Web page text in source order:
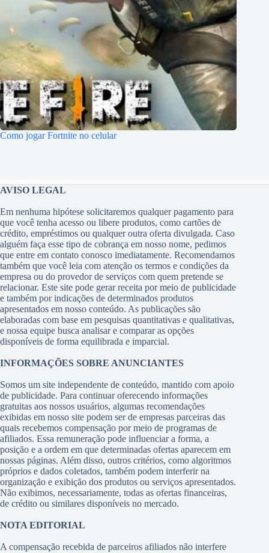
Como jogar Fortnite no celular
AVISO LEGAL
Em nenhuma hipótese solicitaremos qualquer pagamento para
que você tenha acesso ou libere produtos, como cartões de
crédito, empréstimos ou qualquer outra oferta divulgada. Caso
alguém faça esse tipo de cobrança em nosso nome, pedimos
que entre em contato conosco imediatamente. Recomendamos
também que você leia com atenção os termos e condições da
empresa ou do provedor de serviços com quem pretende se
relacionar. Este site pode gerar receita por meio de publicidade
e também por indicações de determinados produtos
apresentados em nosso conteúdo. As publicações são
elaboradas com base em pesquisas quantitativas e qualitativas,
e nossa equipe busca analisar e comparar as opções
disponíveis de forma equilibrada e imparcial.
INFORMAÇÕES SOBRE ANUNCIANTES
Somos um site independente de conteúdo, mantido com apoio
de publicidade. Para continuar oferecendo informações
gratuitas aos nossos usuários, algumas recomendações
exibidas em nosso site podem ser de empresas parceiras das
quais recebemos compensação por meio de programas de
afiliados. Essa remuneração pode influenciar a forma, a
posição e a ordem em que determinadas ofertas aparecem em
nossas páginas. Além disso, outros critérios, como algoritmos
próprios e dados coletados, também podem interferir na
organização e exibição dos produtos ou serviços apresentados.
Não exibimos, necessariamente, todas as ofertas financeiras,
de crédito ou similares disponíveis no mercado.
NOTA EDITORIAL
A compensação recebida de parceiros afiliados não interfere